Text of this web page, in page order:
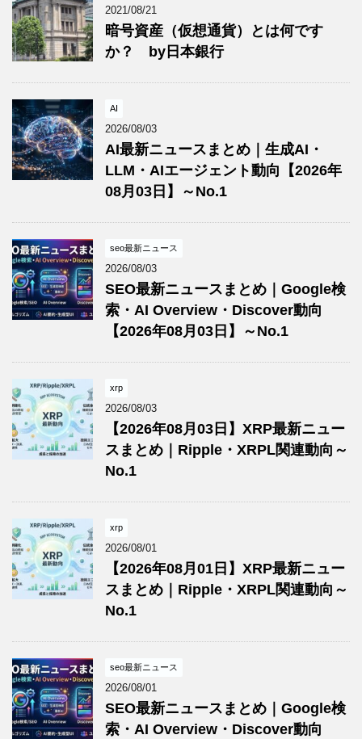
2021/08/21
暗号資産（仮想通貨）とは何です
か？ by日本銀行
AI
2026/08/03
AI最新ニュースまとめ｜生成AI・
LLM・AIエージェント動向【2026年
08月03日】～No.1
seo最新ニュース
2026/08/03
SEO最新ニュースまとめ｜Google検
索・AI Overview・Discover動向
【2026年08月03日】～No.1
xrp
2026/08/03
【2026年08月03日】XRP最新ニュー
スまとめ｜Ripple・XRPL関連動向～
No.1
xrp
2026/08/01
【2026年08月01日】XRP最新ニュー
スまとめ｜Ripple・XRPL関連動向～
No.1
seo最新ニュース
2026/08/01
SEO最新ニュースまとめ｜Google検
索・AI Overview・Discover動向